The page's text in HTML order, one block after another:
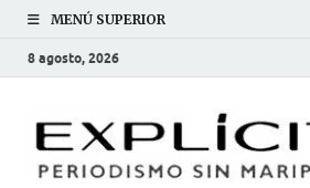
MENÚ SUPERIOR
8 agosto, 2026